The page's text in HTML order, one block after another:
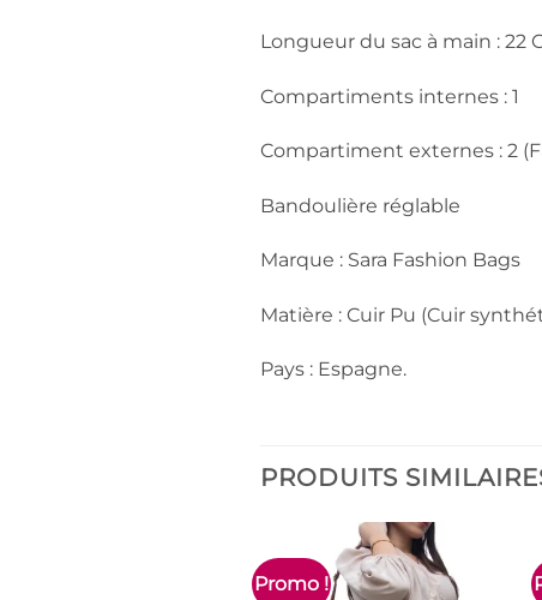
Longueur du sac à main : 22
Compartiments internes : 1
Compartiment externes : 2
Bandoulière réglable
Marque : Sara Fashion Bags
Matière : Cuir Pu (Cuir
Pays : Espagne.
PRODUITS
Promo !